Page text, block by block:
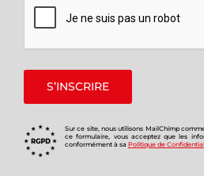
Sur ce site, nous utilisons MailChimp
ce formulaire, vous acceptez que les
conformément à sa Politique de